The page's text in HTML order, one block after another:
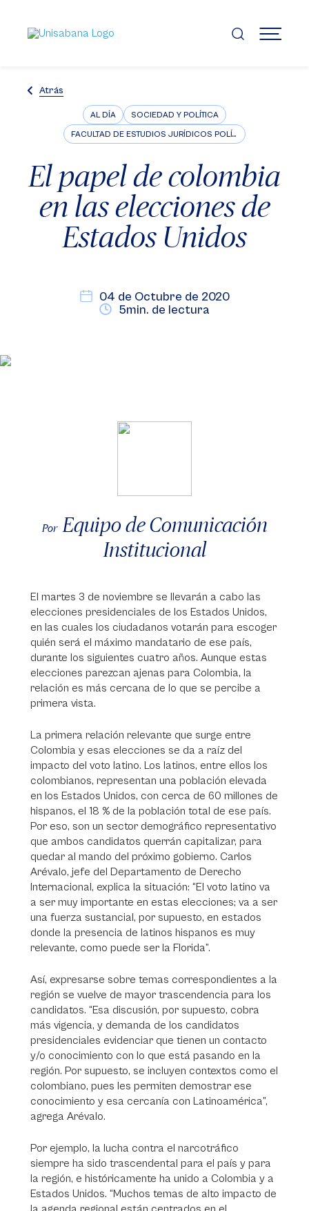
contenido
principal
MENÚ
Atrás
AL DÍA SOCIEDAD Y POLÍTICA
FACULTAD DE ESTUDIOS JURÍDICOS POLÍTICOS E INTERNACIONALES
El papel de colombia
en las elecciones de
Estados Unidos
04 de Octubre de 2020
5min. de lectura
Por Equipo de Comunicación
Institucional
El martes 3 de noviembre se llevarán a cabo las
elecciones presidenciales de los Estados Unidos,
en las cuales los ciudadanos votarán para escoger
quién será el máximo mandatario de ese país,
durante los siguientes cuatro años. Aunque estas
elecciones parezcan ajenas para Colombia, la
relación es más cercana de lo que se percibe a
primera vista.
La primera relación relevante que surge entre
Colombia y esas elecciones se da a raíz del
impacto del voto latino. Los latinos, entre ellos los
colombianos, representan una población elevada
en los Estados Unidos, con cerca de 60 millones de
hispanos, el 18 % de la población total de ese país.
Por eso, son un sector demográfico representativo
que ambos candidatos querrán capitalizar, para
quedar al mando del próximo gobierno. Carlos
Arévalo, jefe del Departamento de Derecho
Internacional, explica la situación: “El voto latino va
a ser muy importante en estas elecciones; va a ser
una fuerza sustancial, por supuesto, en estados
donde la presencia de latinos hispanos es muy
relevante, como puede ser la Florida”.
Así, expresarse sobre temas correspondientes a la
región se vuelve de mayor trascendencia para los
candidatos. “Esa discusión, por supuesto, cobra
más vigencia, y demanda de los candidatos
presidenciales evidenciar que tienen un contacto
y/o conocimiento con lo que está pasando en la
región. Por supuesto, se incluyen contextos como el
colombiano, pues les permiten demostrar ese
conocimiento y esa cercanía con Latinoamérica”,
agrega Arévalo.
Por ejemplo, la lucha contra el narcotráfico
siempre ha sido trascendental para el país y para
la región, e históricamente ha unido a Colombia y a
Estados Unidos. “Muchos temas de alto impacto de